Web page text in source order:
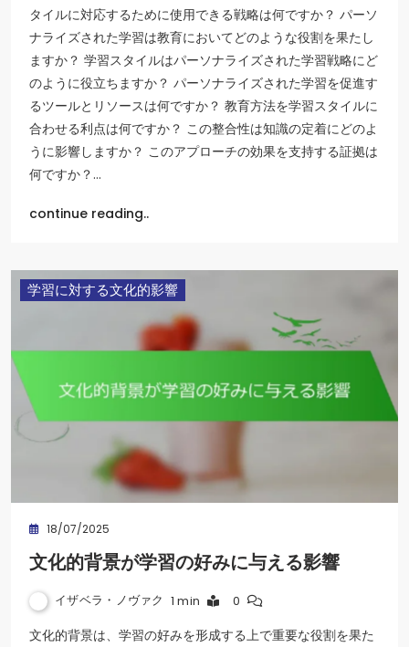
タイルに対応するために使用できる戦略は何ですか？ パーソ
ナライズされた学習は教育においてどのような役割を果たし
ますか？ 学習スタイルはパーソナライズされた学習戦略にど
のように役立ちますか？ パーソナライズされた学習を促進す
るツールとリソースは何ですか？ 教育方法を学習スタイルに
合わせる利点は何ですか？ この整合性は知識の定着にどのよ
うに影響しますか？ このアプローチの効果を支持する証拠は
何ですか？…
continue reading..
学習に対する文化的影響
18/07/2025
文化的背景が学習の好みに与える影響
イザベラ・ノヴァク 1 min 0
文化的背景は、学習の好みを形成する上で重要な役割を果た